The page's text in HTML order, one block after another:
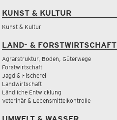
KUNST & KULTUR
Kunst & Kultur
LAND- & FORSTWIRTSCHAFT
Agrarstruktur, Boden, Güterwege
Forstwirtschaft
Jagd & Fischerei
Landwirtschaft
Ländliche Entwicklung
Veterinär & Lebensmittelkontrolle